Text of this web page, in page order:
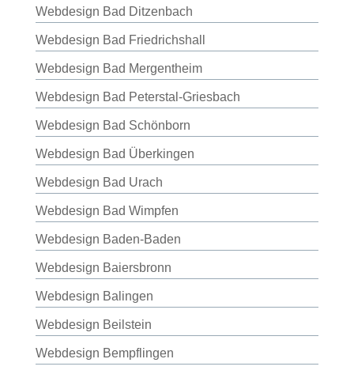
Webdesign Bad Ditzenbach
Webdesign Bad Friedrichshall
Webdesign Bad Mergentheim
Webdesign Bad Peterstal-Griesbach
Webdesign Bad Schönborn
Webdesign Bad Überkingen
Webdesign Bad Urach
Webdesign Bad Wimpfen
Webdesign Baden-Baden
Webdesign Baiersbronn
Webdesign Balingen
Webdesign Beilstein
Webdesign Bempflingen